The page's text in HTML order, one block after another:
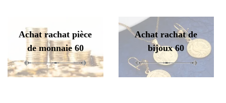
Achat rachat pièce
de monnaie 60
Achat rachat de
bijoux 60